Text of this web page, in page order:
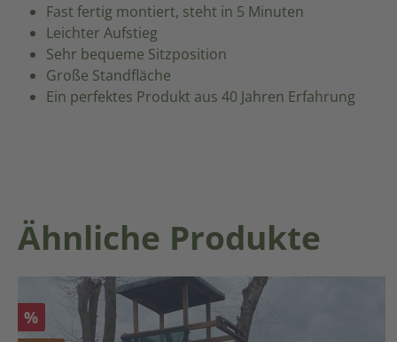
Fast fertig montiert, steht in 5 Minuten
Leichter Aufstieg
Sehr bequeme Sitzposition
Große Standfläche
Ein perfektes Produkt aus 40 Jahren Erfahrung
Produktgalerie überspringen
Ähnliche Produkte
Rabatt
%